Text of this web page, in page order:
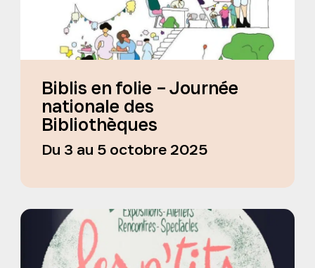
Biblis en folie – Journée
nationale des
Bibliothèques
Du 3 au 5 octobre 2025